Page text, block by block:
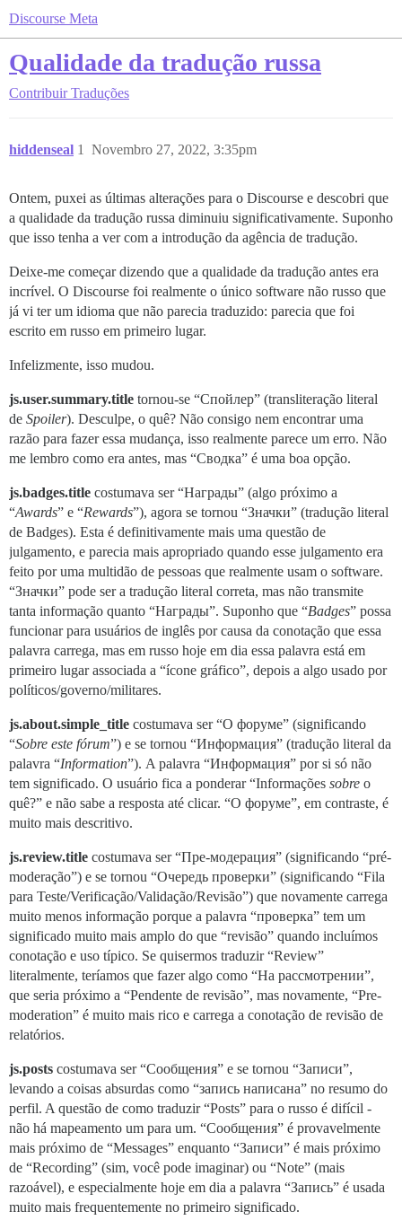
Discourse Meta
Qualidade da tradução russa
Contribuir Traduções
hiddenseal Novembro 27, 2022, 3:35pm
1
Ontem, puxei as últimas alterações para o Discourse e descobri que
a qualidade da tradução russa diminuiu significativamente. Suponho
que isso tenha a ver com a introdução da agência de tradução.
Deixe-me começar dizendo que a qualidade da tradução antes era
incrível. O Discourse foi realmente o único software não russo que
já vi ter um idioma que não parecia traduzido: parecia que foi
escrito em russo em primeiro lugar.
Infelizmente, isso mudou.
js.user.summary.title tornou-se “Спойлер” (transliteração literal
de Spoiler). Desculpe, o quê? Não consigo nem encontrar uma
razão para fazer essa mudança, isso realmente parece um erro. Não
me lembro como era antes, mas “Сводка” é uma boa opção.
js.badges.title costumava ser “Награды” (algo próximo a
“Awards” e “Rewards”), agora se tornou “Значки” (tradução literal
de Badges). Esta é definitivamente mais uma questão de
julgamento, e parecia mais apropriado quando esse julgamento era
feito por uma multidão de pessoas que realmente usam o software.
“Значки” pode ser a tradução literal correta, mas não transmite
tanta informação quanto “Награды”. Suponho que “Badges” possa
funcionar para usuários de inglês por causa da conotação que essa
palavra carrega, mas em russo hoje em dia essa palavra está em
primeiro lugar associada a “ícone gráfico”, depois a algo usado por
políticos/governo/militares.
js.about.simple_title costumava ser “О форуме” (significando
“Sobre este fórum”) e se tornou “Информация” (tradução literal da
palavra “Information”). A palavra “Информация” por si só não
tem significado. O usuário fica a ponderar “Informações sobre o
quê?” e não sabe a resposta até clicar. “О форуме”, em contraste, é
muito mais descritivo.
js.review.title costumava ser “Пре-модерация” (significando “pré-
moderação”) e se tornou “Очередь проверки” (significando “Fila
para Teste/Verificação/Validação/Revisão”) que novamente carrega
muito menos informação porque a palavra “проверка” tem um
significado muito mais amplo do que “revisão” quando incluímos
conotação e uso típico. Se quisermos traduzir “Review”
literalmente, teríamos que fazer algo como “На рассмотрении”,
que seria próximo a “Pendente de revisão”, mas novamente, “Pre-
moderation” é muito mais rico e carrega a conotação de revisão de
relatórios.
js.posts costumava ser “Сообщения” e se tornou “Записи”,
levando a coisas absurdas como “запись написана” no resumo do
perfil. A questão de como traduzir “Posts” para o russo é difícil -
não há mapeamento um para um. “Сообщения” é provavelmente
mais próximo de “Messages” enquanto “Записи” é mais próximo
de “Recording” (sim, você pode imaginar) ou “Note” (mais
razoável), e especialmente hoje em dia a palavra “Запись” é usada
muito mais frequentemente no primeiro significado.